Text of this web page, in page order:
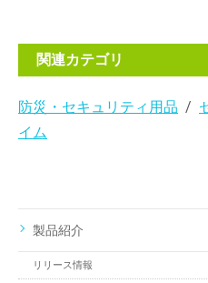
関連カテゴリ
防災・セキュリティ用品
イム
製品紹介
リリース情報